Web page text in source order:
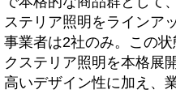
ステリア照明をラインア
事業者は2社のみ。この
クステリア照明を本格展
高いデザイン性に加え、